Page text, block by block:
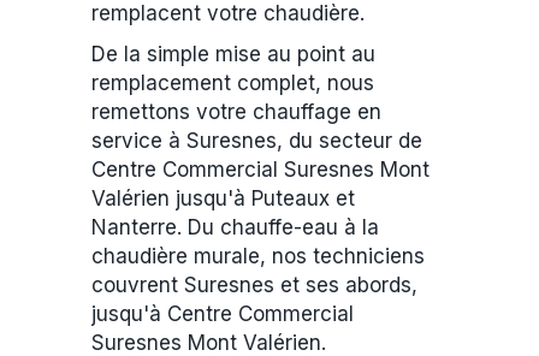
remplacent votre chaudière.
De la simple mise au point au
remplacement complet, nous
remettons votre chauffage en
service à Suresnes, du secteur de
Centre Commercial Suresnes Mont
Valérien jusqu'à Puteaux et
Nanterre. Du chauffe-eau à la
chaudière murale, nos techniciens
couvrent Suresnes et ses abords,
jusqu'à Centre Commercial
Suresnes Mont Valérien.